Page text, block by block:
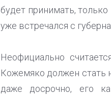
будет принимать,
уже встречался с
Неофициально
Кожемяко должен стать
даже досрочно, его